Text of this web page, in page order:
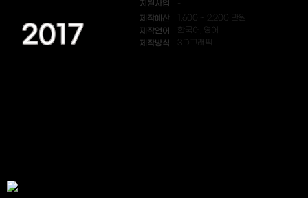
2017
지원사업
제작예산 1,600 ~ 2,200 만원
제작언어 한국어, 영어
제작방식 3D그래픽